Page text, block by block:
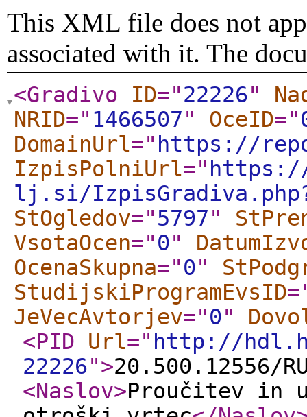
This XML file does not
associated with it. The
<Gradivo ID="22226"
NRID=" 1466507" OceID="
DomainUrl=" https://
IzpisPolniUrl="
lj.si/
StOgledov="5797"
VsotaOcen="0"
OcenaSkupna="0"
StudijskiProgramEvsID
JeVecAvtorjev="0"
<PID
Url=" http://
22226">20.500.12556/
<Naslov>Proučitev in